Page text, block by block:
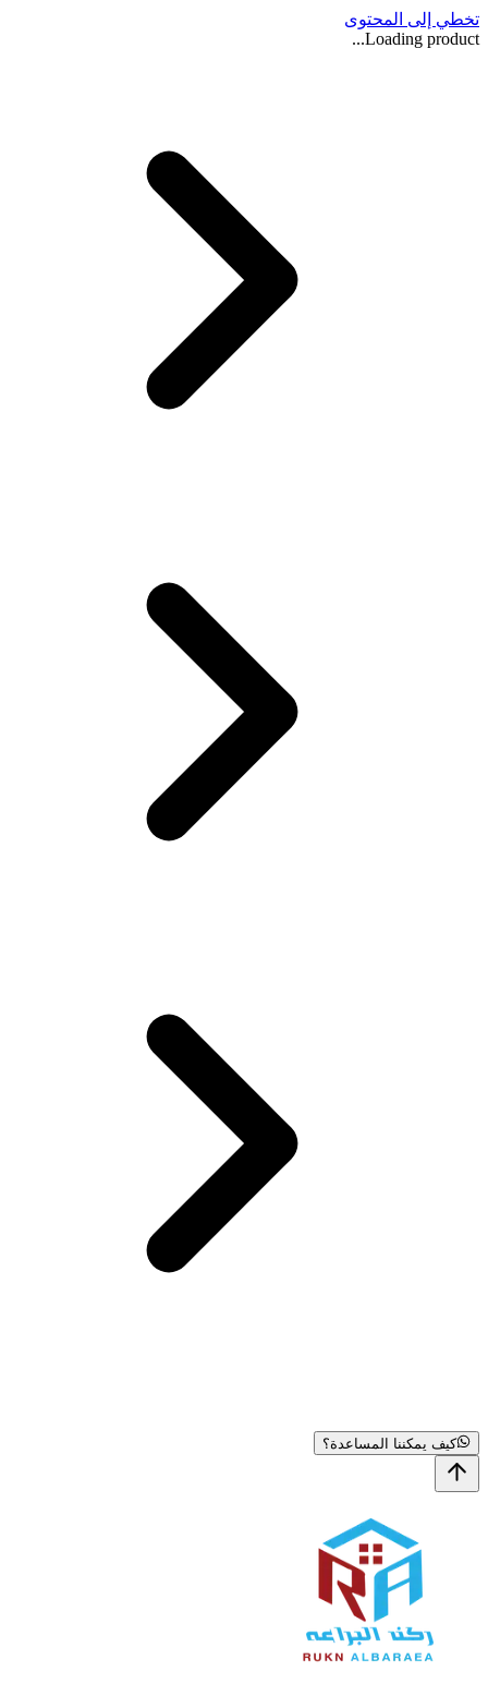
تخطي إلى المحتوى
Loading product...
كيف يمكننا المساعدة؟